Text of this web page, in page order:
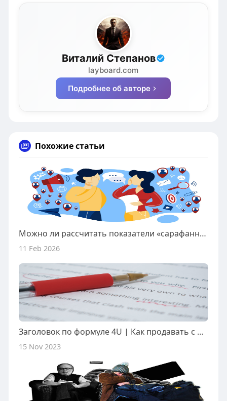
Виталий Степанов
layboard.com
Подробнее об авторе
Похожие статьи
Можно ли рассчитать показатели «сарафанного радио»?
11 Feb 2026
Заголовок по формуле 4U | Как продавать с помощью 4U заголовков
15 Nov 2023